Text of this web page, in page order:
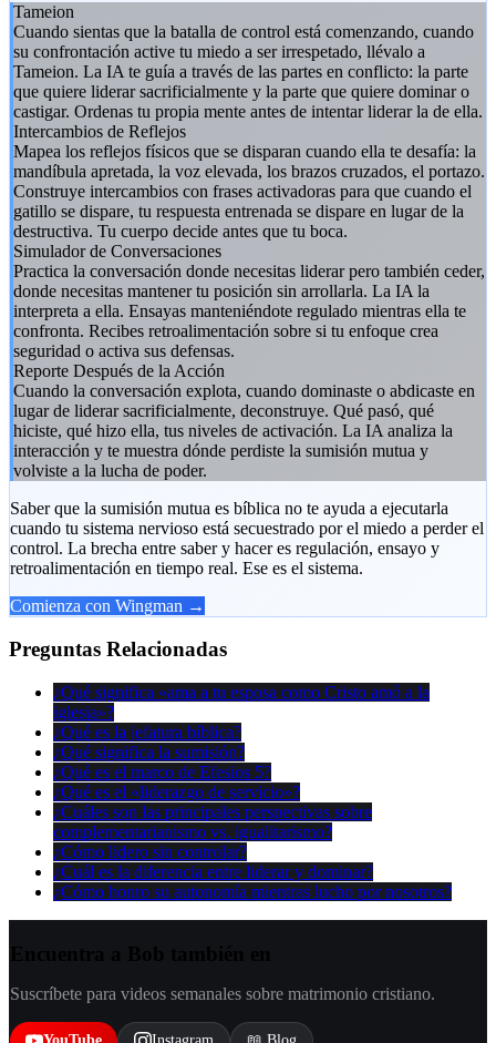
Tameion
Cuando sientas que la batalla de control está comenzando, cuando
su confrontación active tu miedo a ser irrespetado, llévalo a
Tameion. La IA te guía a través de las partes en conflicto: la parte
que quiere liderar sacrificialmente y la parte que quiere dominar o
castigar. Ordenas tu propia mente antes de intentar liderar la de ella.
Intercambios de Reflejos
Mapea los reflejos físicos que se disparan cuando ella te desafía: la
mandíbula apretada, la voz elevada, los brazos cruzados, el portazo.
Construye intercambios con frases activadoras para que cuando el
gatillo se dispare, tu respuesta entrenada se dispare en lugar de la
destructiva. Tu cuerpo decide antes que tu boca.
Simulador de Conversaciones
Practica la conversación donde necesitas liderar pero también ceder,
donde necesitas mantener tu posición sin arrollarla. La IA la
interpreta a ella. Ensayas manteniéndote regulado mientras ella te
confronta. Recibes retroalimentación sobre si tu enfoque crea
seguridad o activa sus defensas.
Reporte Después de la Acción
Cuando la conversación explota, cuando dominaste o abdicaste en
lugar de liderar sacrificialmente, deconstruye. Qué pasó, qué
hiciste, qué hizo ella, tus niveles de activación. La IA analiza la
interacción y te muestra dónde perdiste la sumisión mutua y
volviste a la lucha de poder.
Saber que la sumisión mutua es bíblica no te ayuda a ejecutarla
cuando tu sistema nervioso está secuestrado por el miedo a perder el
control. La brecha entre saber y hacer es regulación, ensayo y
retroalimentación en tiempo real. Ese es el sistema.
Comienza con Wingman →
Preguntas Relacionadas
¿Qué significa «ama a tu esposa como Cristo amó a la
iglesia»?
¿Qué es la jefatura bíblica?
¿Qué significa la sumisión?
¿Qué es el marco de Efesios 5?
¿Qué es el «liderazgo de servicio»?
¿Cuáles son las principales perspectivas sobre
complementarianismo vs. igualitarismo?
¿Cómo lidero sin controlar?
¿Cuál es la diferencia entre liderar y dominar?
¿Cómo honro su autonomía mientras lucho por nosotros?
Suscríbete para videos semanales sobre matrimonio cristiano.